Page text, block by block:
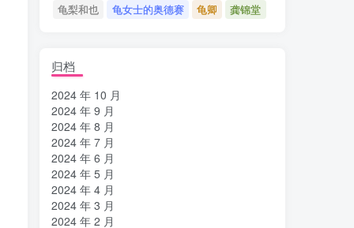
龟梨和也
龟女士的奥德赛 龟卿 龚锦堂
归档
2024 年 10 月
2024 年 9 月
2024 年 8 月
2024 年 7 月
2024 年 6 月
2024 年 5 月
2024 年 4 月
2024 年 3 月
2024 年 2 月